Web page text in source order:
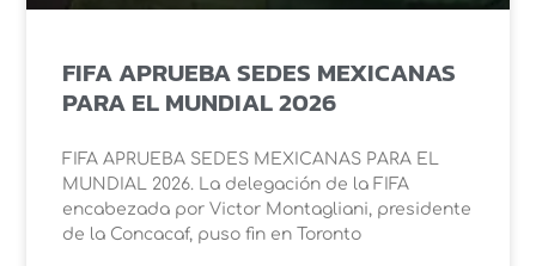
FIFA APRUEBA SEDES MEXICANAS
PARA EL MUNDIAL 2026
FIFA APRUEBA SEDES MEXICANAS PARA EL
MUNDIAL 2026. La delegación de la FIFA
encabezada por Victor Montagliani, presidente
de la Concacaf, puso fin en Toronto